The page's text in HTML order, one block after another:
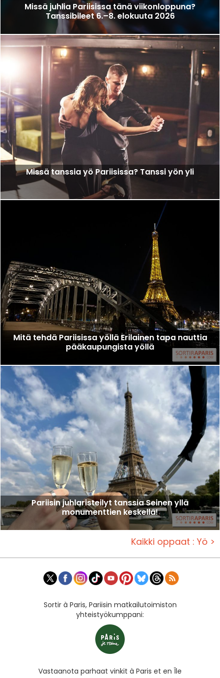
Missä juhlia Pariisissa tänä viikonloppuna?
Tanssibileet 6.–8. elokuuta 2026
Missä tanssia yö Pariisissa? Tanssi yön yli
Mitä tehdä Pariisissa yöllä Erilainen tapa nauttia
pääkaupungista yöllä
Pariisin juhlaristeilyt tanssia Seinen yllä
monumenttien keskellä!
Kaikki oppaat : Yö >
Sortir à Paris, Pariisin matkailutoimiston
yhteistyökumppani:
Vastaanota parhaat vinkit à Paris et en Île